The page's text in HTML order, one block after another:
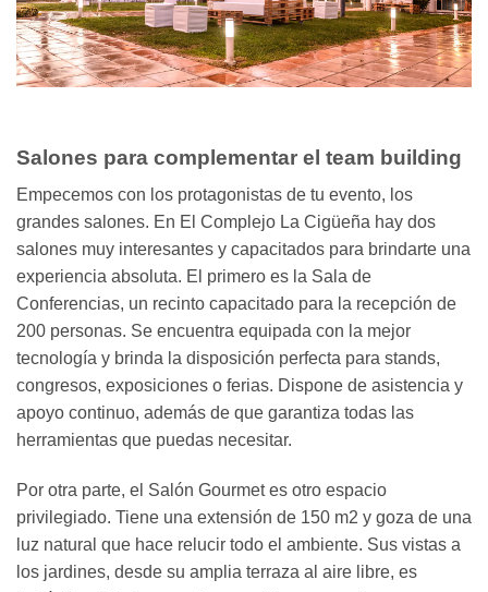
Salones para complementar el team building
Empecemos con los protagonistas de tu evento, los
grandes salones. En El Complejo La Cigüeña hay dos
salones muy interesantes y capacitados para brindarte una
experiencia absoluta. El primero es la Sala de
Conferencias, un recinto capacitado para la recepción de
200 personas. Se encuentra equipada con la mejor
tecnología y brinda la disposición perfecta para stands,
congresos, exposiciones o ferias. Dispone de asistencia y
apoyo continuo, además de que garantiza todas las
herramientas que puedas necesitar.
Por otra parte, el Salón Gourmet es otro espacio
privilegiado. Tiene una extensión de 150 m2 y goza de una
luz natural que hace relucir todo el ambiente. Sus vistas a
los jardines, desde su amplia terraza al aire libre, es